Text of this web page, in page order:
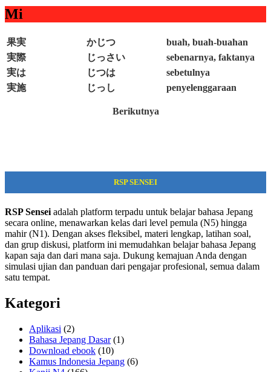
Mi
果実 かじつ
buah, buah-buahan
実際
じっさい
sebenarnya, faktanya
実は
じつは
sebetulnya
実施
じっし penyelenggaraan
Berikutnya
RSP SENSEI
RSP Sensei adalah platform terpadu untuk belajar bahasa Jepang
secara online, menawarkan kelas dari level pemula (N5) hingga
mahir (N1). Dengan akses fleksibel, materi lengkap, latihan soal,
dan grup diskusi, platform ini memudahkan belajar bahasa Jepang
kapan saja dan dari mana saja. Dukung kemajuan Anda dengan
simulasi ujian dan panduan dari pengajar profesional, semua dalam
satu tempat.
Kategori
Aplikasi (2)
Bahasa Jepang Dasar(1)
Download ebook (10)
Kamus Indonesia Jepang (6)